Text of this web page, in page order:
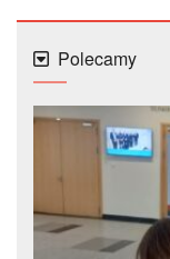
Polecamy